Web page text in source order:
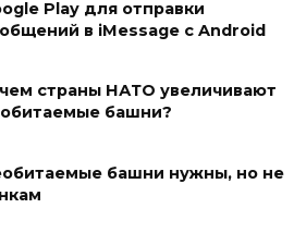
Play для отправки
в iMessage с Android
страны НАТО увеличивают
башни?
башни нужны, но не